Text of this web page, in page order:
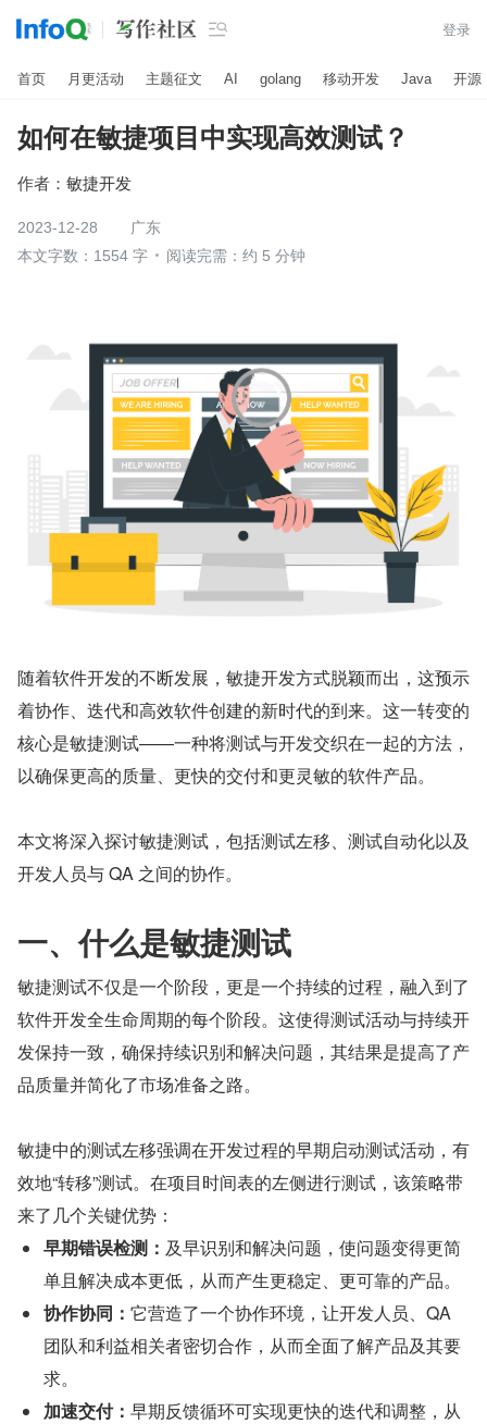
 登录
首页 月更活动 主题征文 AI golang 移动开发 Java 开源
如何在敏捷项目中实现高效测试？
作者： 敏捷开发
2023-12-28
广东
本文字数：1554 字
阅读完需：约 5 分钟
随着软件开发的不断发展，敏捷开发方式脱颖而出，这预示
着协作、迭代和高效软件创建的新时代的到来。这一转变的
核心是敏捷测试——一种将测试与开发交织在一起的方法，
以确保更高的质量、更快的交付和更灵敏的软件产品。
本文将深入探讨敏捷测试，包括测试左移、测试自动化以及
开发人员与 QA 之间的协作。
一、什么是敏捷测试
敏捷测试不仅是一个阶段，更是一个持续的过程，融入到了
软件开发全生命周期的每个阶段。这使得测试活动与持续开
发保持一致，确保持续识别和解决问题，其结果是提高了产
品质量并简化了市场准备之路。
敏捷中的测试左移强调在开发过程的早期启动测试活动，有
效地“转移”测试。在项目时间表的左侧进行测试，该策略带
来了几个关键优势：
早期错误检测： 及早识别和解决问题，使问题变得更简
单且解决成本更低，从而产生更稳定、更可靠的产品。
协作协同： 它营造了一个协作环境，让开发人员、QA
团队和利益相关者密切合作，从而全面了解产品及其要
求。
加速交付： 早期反馈循环可实现更快的迭代和调整，从